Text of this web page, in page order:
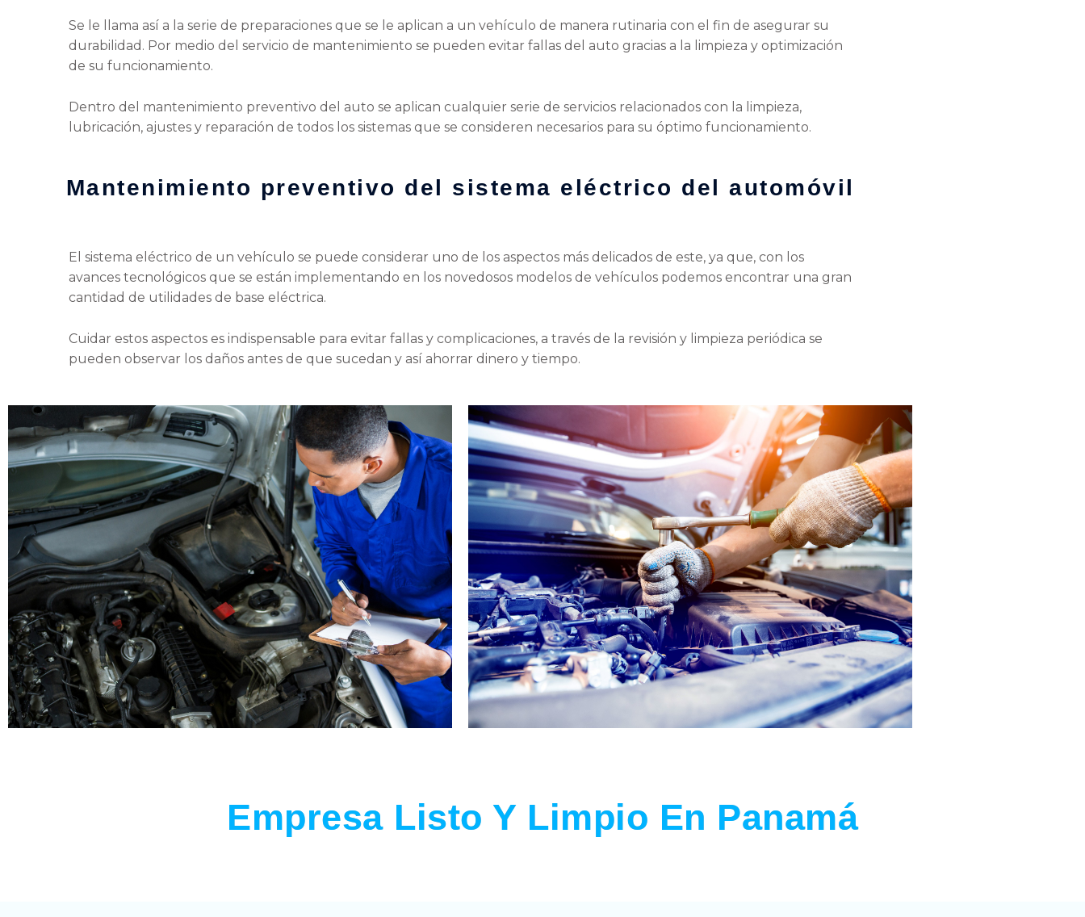
Se le llama así a la serie de preparaciones que se le aplican a un vehículo de manera rutinaria con el fin de asegurar su
durabilidad. Por medio del servicio de mantenimiento se pueden evitar fallas del auto gracias a la limpieza y optimización
de su funcionamiento.
Dentro del mantenimiento preventivo del auto se aplican cualquier serie de servicios relacionados con la limpieza,
lubricación, ajustes y reparación de todos los sistemas que se consideren necesarios para su óptimo funcionamiento.
Mantenimiento preventivo del sistema eléctrico del automóvil
El sistema eléctrico de un vehículo se puede considerar uno de los aspectos más delicados de este, ya que, con los
avances tecnológicos que se están implementando en los novedosos modelos de vehículos podemos encontrar una gran
cantidad de utilidades de base eléctrica.
Cuidar estos aspectos es indispensable para evitar fallas y complicaciones, a través de la revisión y limpieza periódica se
pueden observar los daños antes de que sucedan y así ahorrar dinero y tiempo.
Empresa Listo Y Limpio En Panamá